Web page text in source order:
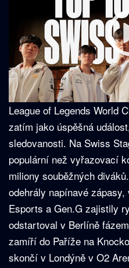
League of Legends World
zatím jako úspěšná
sledovanosti. Na Swiss
populární než vyřazovací
miliony souběžných
odehrály napínavé
Esports a Gen.G zajistily
odstartoval v Berlíně
zamíří do Paříže na
skončí v Londýně v O2